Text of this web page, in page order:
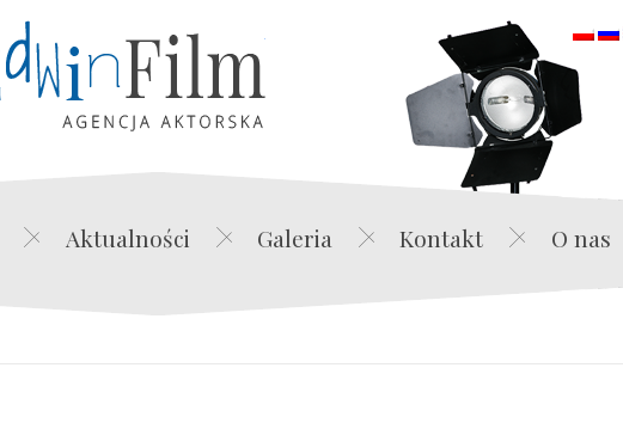
Edwin Film Agencja Aktorska
Aktualności Galeria Kontakt O nas